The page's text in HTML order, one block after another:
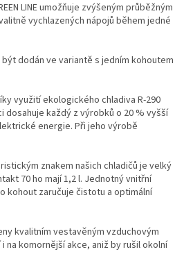
LINE umožňuje zvýšeným průběžným
vychlazených nápojů během jedné
dodán ve variantě s jedním kohoutem
využití ekologického chladiva R-290
každý z výrobků o 20 % vyšší
energie. Při jeho výrobě
znakem našich chladičů je velký
70 ho mají 1,2 l. Jednotný vnitřní
kohout zaručuje čistotu a optimální
kvalitním vestavěným vzduchovým
komornější akce, aniž by rušil okolní